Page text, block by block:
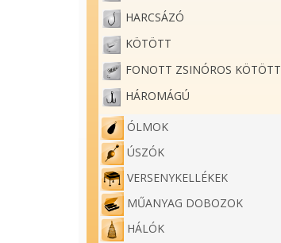
HARCSÁZÓ
KÖTÖTT
FONOTT ZSINÓROS KÖTÖTT
HÁROMÁGÚ
ÓLMOK
ÚSZÓK
VERSENYKELLÉKEK
MŰANYAG DOBOZOK
HÁLÓK